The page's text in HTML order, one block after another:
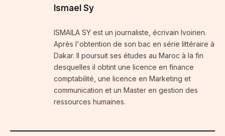
Ismael Sy
ISMAILA SY est un journaliste, écrivain Ivoirien.
Après l'obtention de son bac en série littéraire à
Dakar. Il poursuit ses études au Maroc à la fin
desquelles il obtint une licence en finance
comptabilité, une licence en Marketing et
communication et un Master en gestion des
ressources humaines.